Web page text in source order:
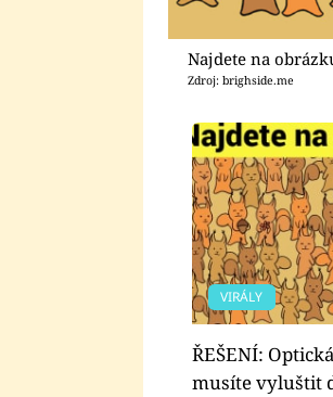
Najdete na
Zdroj: brighside.me
VIRÁLY
ŘEŠENÍ:
musíte vyluštit